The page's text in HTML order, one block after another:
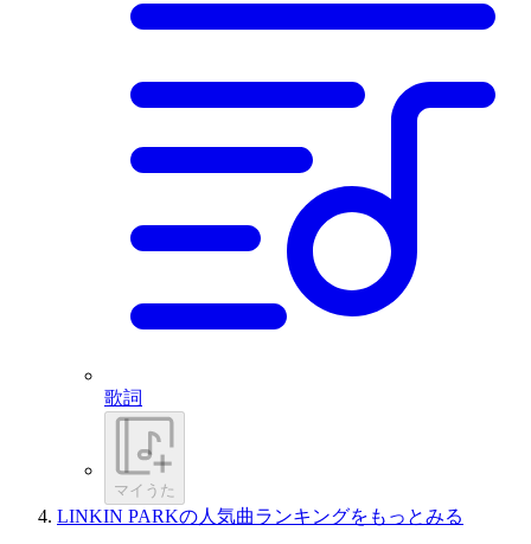
歌詞
マイうた
LINKIN PARKの人気曲ランキングをもっとみる